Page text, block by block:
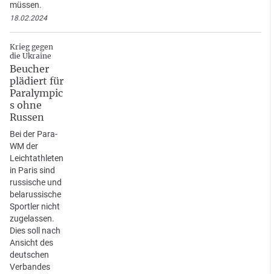
müssen.
18.02.2024
Krieg gegen
die Ukraine
Beucher
plädiert für
Paralympic
s ohne
Russen
Bei der Para-
WM der
Leichtathleten
in Paris sind
russische und
belarussische
Sportler nicht
zugelassen.
Dies soll nach
Ansicht des
deutschen
Verbandes